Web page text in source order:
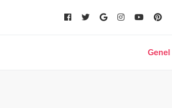
Genel